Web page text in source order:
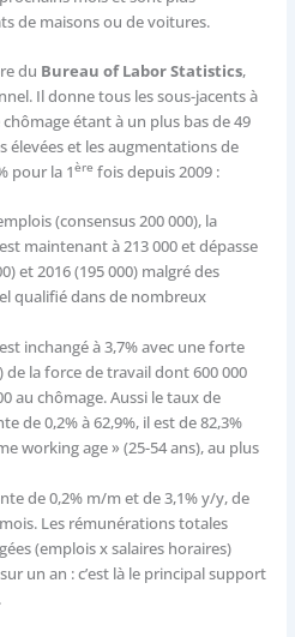
de maisons ou de voitures.
du Bureau of Labor Statistics,
Il donne tous les sous-jacents à
étant à un plus bas de 49
élevées et les augmentations de
pour la 1ère fois depuis 2009 :
(consensus 200 000), la
maintenant à 213 000 et dépasse
et 2016 (195 000) malgré des
qualifié dans de nombreux
inchangé à 3,7% avec une forte
de la force de travail dont 600 000
au chômage. Aussi le taux de
de 0,2% à 62,9%, il est de 82,3%
working age » (25-54 ans), au plus
de 0,2% m/m et de 3,1% y/y, de
Les rémunérations totales
(emplois x salaires horaires)
un an : c’est là le principal support